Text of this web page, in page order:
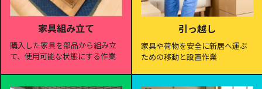
家具組み立て
購入した家具を部品から組み立
て、使用可能な状態にする作業
引っ越し
家具や荷物を安全に新居へ運ぶ
ための移動と設置作業